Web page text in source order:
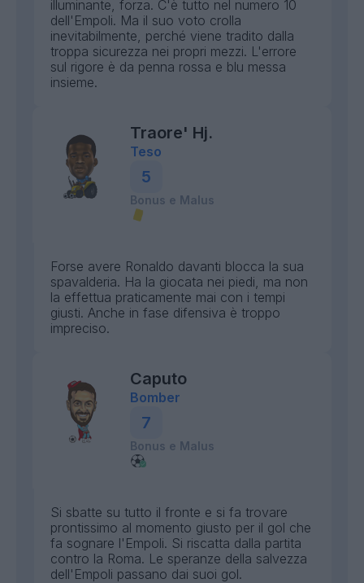
illuminante, forza. C'è tutto nel numero 10
dell'Empoli. Ma il suo voto crolla
inevitabilmente, perché viene tradito dalla
troppa sicurezza nei propri mezzi. L'errore
sul rigore è da penna rossa e blu messa
insieme.
Traore' Hj.
Teso
5
Bonus e Malus
Forse avere Ronaldo davanti blocca la sua
spavalderia. Ha la giocata nei piedi, ma non
la effettua praticamente mai con i tempi
giusti. Anche in fase difensiva è troppo
impreciso.
Caputo
Bomber
7
Bonus e Malus
Si sbatte su tutto il fronte e si fa trovare
prontissimo al momento giusto per il gol che
fa sognare l'Empoli. Si riscatta dalla partita
contro la Roma. Le speranze della salvezza
dell'Empoli passano dai suoi gol.